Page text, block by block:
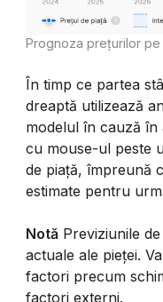
Prognoza prețurilor pe
În timp ce partea
dreaptă utilizează
modelul în cauză în
cu mouse-ul peste
de piață, împreună
estimate pentru
Notă Previziunile
actuale ale pieței.
factori precum
factori externi.